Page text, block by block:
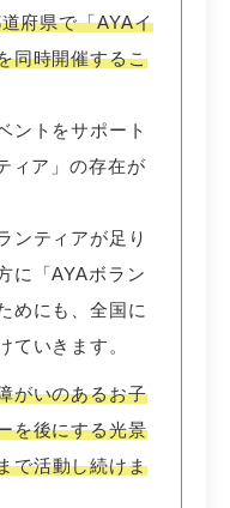
府県で「AYAイ
同時開催するこ
ントをサポート
ィア」の存在が
ンティアが足り
に「AYAボラン
めにも、全国に
ていきます。
がいのあるお子
を後にする光景
で活動し続けま